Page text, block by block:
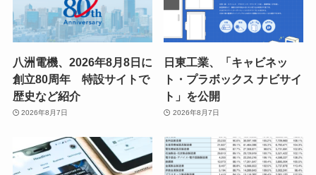
八洲電機、2026年8月8日に
創立80周年 特設サイトで
歴史など紹介
2026年8月7日
日東工業、「キャビネッ
ト・プラボックス ナビサイ
ト」を公開
2026年8月7日